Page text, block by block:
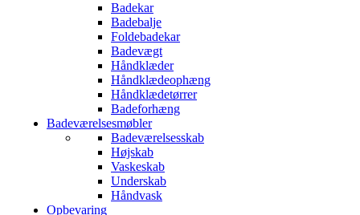
Badekar
Badebalje
Foldebadekar
Badevægt
Håndklæder
Håndklædeophæng
Håndklædetørrer
Badeforhæng
Badeværelsesmøbler
Badeværelsesskab
Højskab
Vaskeskab
Underskab
Håndvask
Opbevaring